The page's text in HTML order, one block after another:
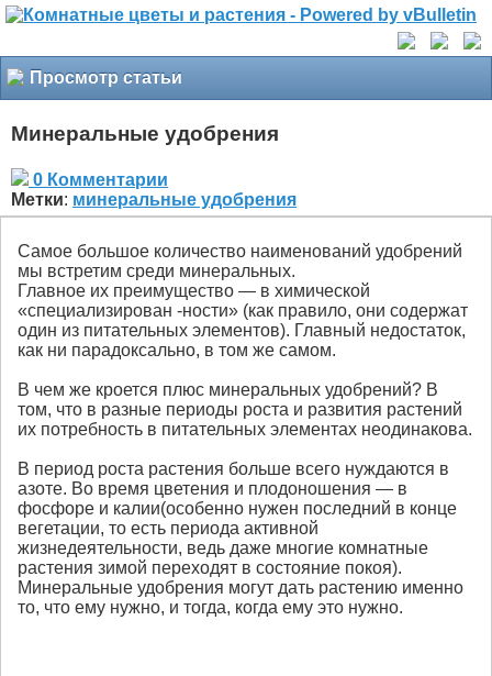
Просмотр статьи
Минеральные удобрения
0 Комментарии
Метки: минеральные удобрения
Самое большое количество наименований удобрений
мы встретим среди минеральных.
Главное их преимущество — в химической
«специализирован -ности» (как правило, они содержат
один из питательных элементов). Главный недостаток,
как ни парадоксально, в том же самом.
В чем же кроется плюс минеральных удобрений? В
том, что в разные периоды роста и развития растений
их потребность в питательных элементах неодинакова.
В период роста растения больше всего нуждаются в
азоте. Во время цветения и плодоношения — в
фосфоре и калии(особенно нужен последний в конце
вегетации, то есть периода активной
жизнедеятельности, ведь даже многие комнатные
растения зимой переходят в состояние покоя).
Минеральные удобрения могут дать растению именно
то, что ему нужно, и тогда, когда ему это нужно.